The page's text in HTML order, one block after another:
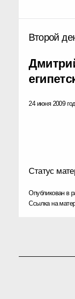
Второй
24 июня 2009
Статус
Опубликован в
Ссылка на